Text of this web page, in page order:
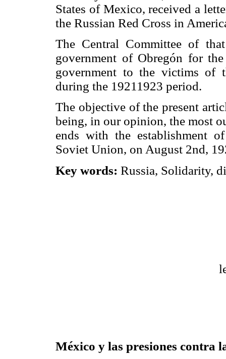
States of Mexico, received a
the Russian Red Cross in
The Central Committee of
government of Obregón for
government to the victims of
during the 19211923 period.
The objective of the present
being, in our opinion, the most
ends with the establishment
Soviet Union, on August 2nd,
Key words: Russia, Solidarity,
México y las presiones contra